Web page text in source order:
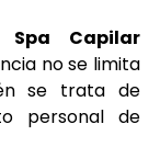
Spa Capilar
no se limita
se trata de
personal de